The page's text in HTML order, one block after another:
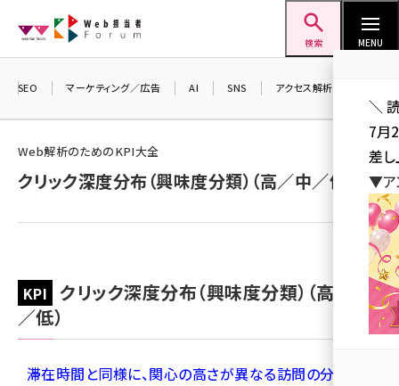
ン
検索 MENU
note (2308)
z世代 (1617)
SEO マーケティング／広告 AI SNS アクセス解析／データ分析
Web解析のためのKPI大全
クリック深度分布（興味度分類）（高／中／低）
クリック深度分布（興味度分類）（高／中
／低）
滞在時間と同様に、関心の高さが異なる訪問の分布を、
＼
7月
差し
▼ア